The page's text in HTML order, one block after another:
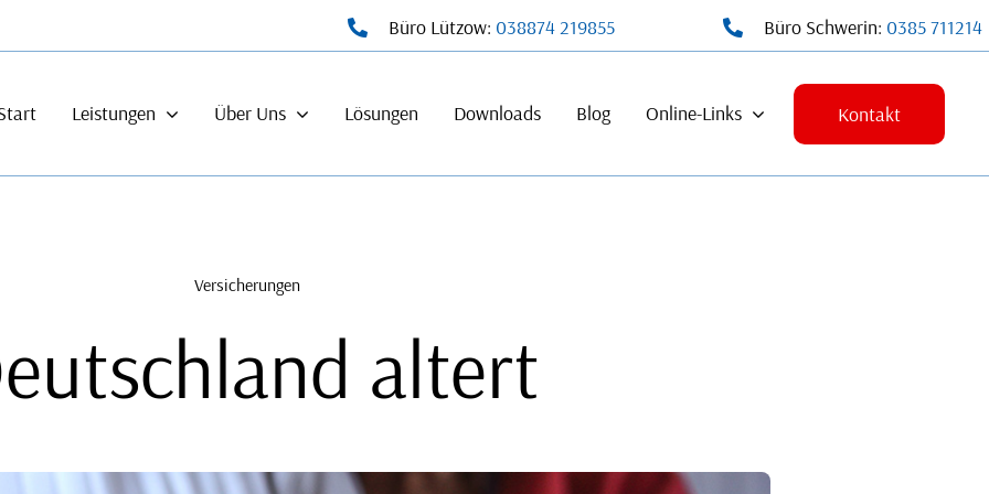
Büro Lützow: 038874 219855 Büro Schwerin: 0385 711214
Leistungen Über Uns Lösungen Downloads Blog Online-Links Kontakt
Versicherungen
altert